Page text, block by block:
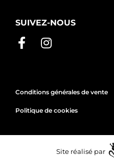
SUIVEZ-NOUS
Conditions générales de vente
Politique de cookies
Site réalisé par